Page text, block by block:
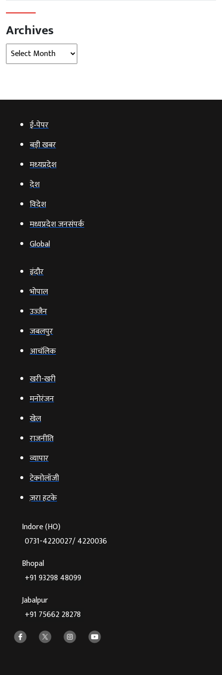
Archives
Archives
ई‑पेपर
बड़ी खबर
मध्‍यप्रदेश
देश
विदेश
मध्यप्रदेश जनसंपर्क
Global
इंदौर
भोपाल
उज्‍जैन
जबलपुर
आचंलिक
खरी-खरी
मनोरंजन
खेल
राजनीति
व्‍यापार
टेक्‍नोलॉजी
ज़रा हटके
Indore (HO)
0731-4220027/ 4220036
Bhopal
+91 93298 48099
Jabalpur
+91 75662 28278